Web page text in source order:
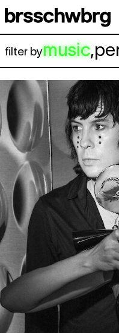
Aller au contenu principal
filter bymusic,